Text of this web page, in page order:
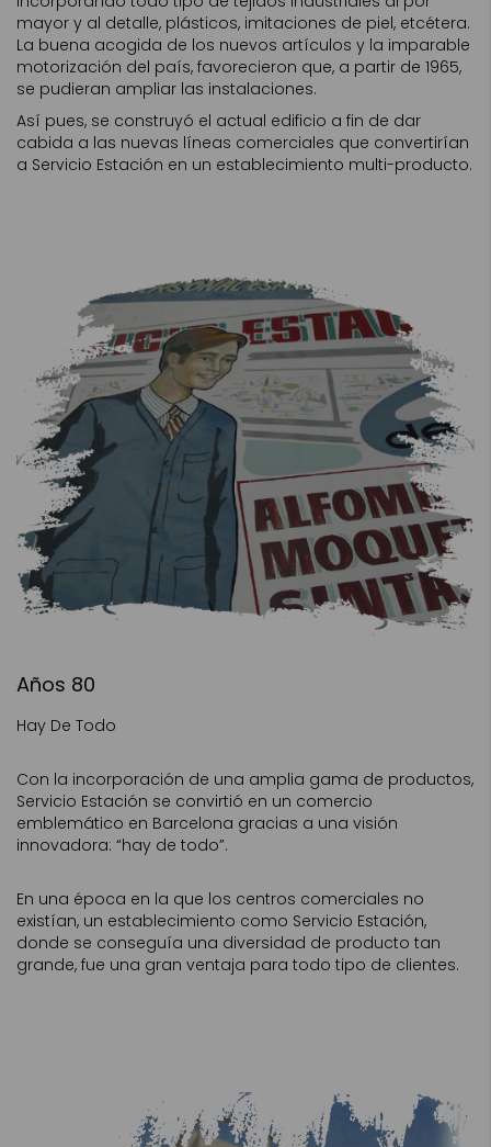
mayor y al detalle, plásticos, imitaciones de piel, etcétera.
La buena acogida de los nuevos artículos y la imparable
motorización del país, favorecieron que, a partir de 1965,
se pudieran ampliar las instalaciones.
Así pues, se construyó el actual edificio a fin de dar
cabida a las nuevas líneas comerciales que convertirían
a Servicio Estación en un establecimiento multi-producto.
Años 80
Hay De Todo
Con la incorporación de una amplia gama de productos,
Servicio Estación se convirtió en un comercio
emblemático en Barcelona gracias a una visión
innovadora: “hay de todo”.
En una época en la que los centros comerciales no
existían, un establecimiento como Servicio Estación,
donde se conseguía una diversidad de producto tan
grande, fue una gran ventaja para todo tipo de clientes.